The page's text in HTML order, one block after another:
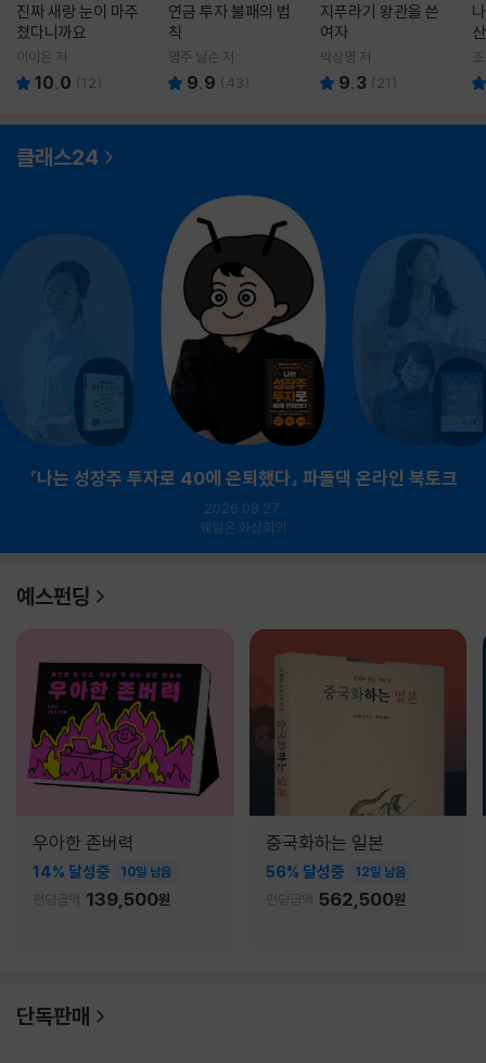
진짜 새랑 눈이 마주
쳤다니까요
이이은 저
10.0 (12)
연금 투자 불패의 법
칙
영주 닐슨 저
9.9 (43)
지푸라기 왕관을 쓴
여자
박상영 저
9.3 ( 21 )
클래스24
『나는 성장주 투자로 40에 은퇴했다』 파돌댁 온라인 북토크
2026.08.27.
웨일온 화상회의
예스펀딩
우아한 존버력
14% 달성중 10일 남음
펀딩금액 139,500원
중국화하는 일본
56% 달성중 12일 남음
펀딩금액 562,500원
단독판매